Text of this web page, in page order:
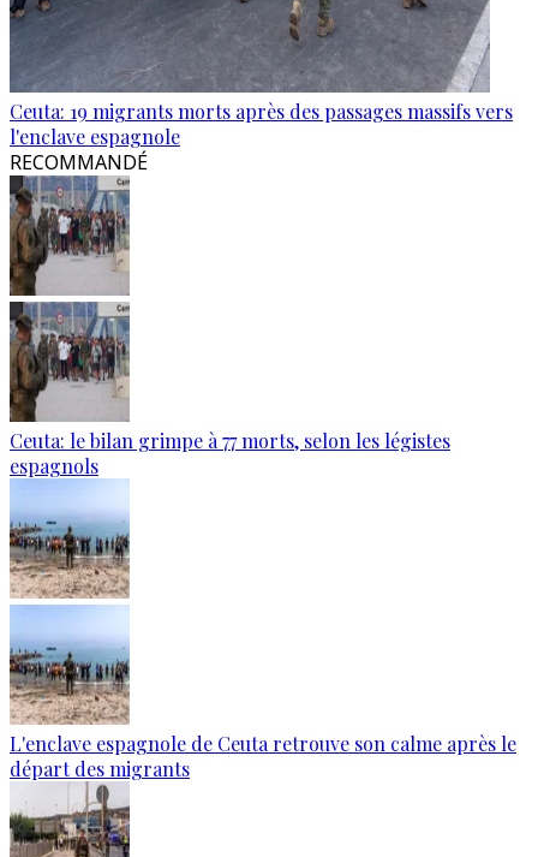
Ceuta: 19 migrants morts après des passages massifs vers
l'enclave espagnole
RECOMMANDÉ
Ceuta: le bilan grimpe à 77 morts, selon les légistes
espagnols
L'enclave espagnole de Ceuta retrouve son calme après le
départ des migrants